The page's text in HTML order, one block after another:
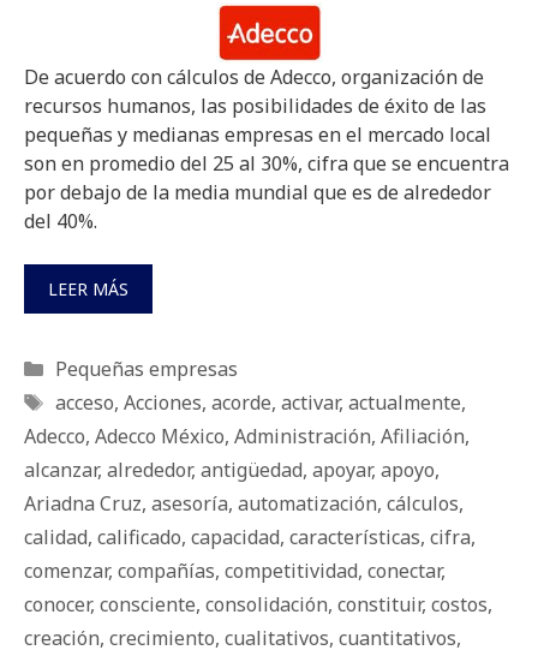
De acuerdo con cálculos de Adecco, organización de
recursos humanos, las posibilidades de éxito de las
pequeñas y medianas empresas en el mercado local
son en promedio del 25 al 30%, cifra que se encuentra
por debajo de la media mundial que es de alrededor
del 40%.
LEER MÁS
Categorías
Pequeñas empresas
Etiquetas
acceso, Acciones, acorde, activar, actualmente,
Adecco, Adecco México, Administración, Afiliación,
alcanzar, alrededor, antigüedad, apoyar, apoyo,
Ariadna Cruz, asesoría, automatización, cálculos,
calidad, calificado, capacidad, características, cifra,
comenzar, compañías, competitividad, conectar,
conocer, consciente, consolidación, constituir, costos,
creación, crecimiento, cualitativos, cuantitativos,